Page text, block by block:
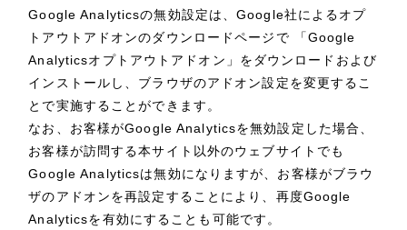
Google Analyticsの無効設定は、Google社によるオプ
トアウトアドオンのダウンロードページで 「Google
Analyticsオプトアウトアドオン」をダウンロードおよび
インストールし、ブラウザのアドオン設定を変更するこ
とで実施することができます。
なお、お客様がGoogle Analyticsを無効設定した場合、
お客様が訪問する本サイト以外のウェブサイトでも
Google Analyticsは無効になりますが、お客様がブラウ
ザのアドオンを再設定することにより、再度Google
Analyticsを有効にすることも可能です。